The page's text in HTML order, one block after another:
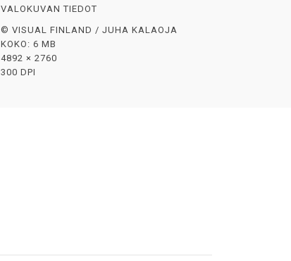
VALOKUVAN TIEDOT
© VISUAL FINLAND / JUHA KALAOJA
KOKO: 6 MB
4892 × 2760
300 DPI